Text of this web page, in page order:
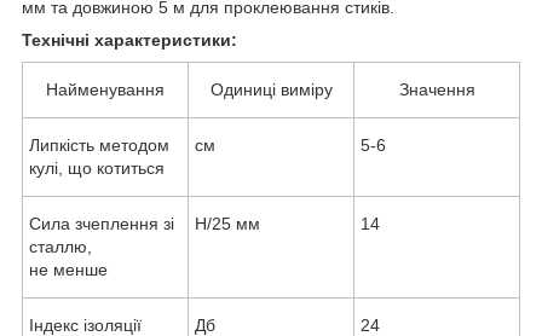
мм та довжиною 5 м для проклеювання стиків.
Технічні характеристики:
Найменування Одиниці виміру Значення
Липкість методом
кулі, що котиться
см 5-6
Сила зчеплення зі
сталлю,
не менше
Н/25 мм 14
Індекс ізоляції
Дб 24